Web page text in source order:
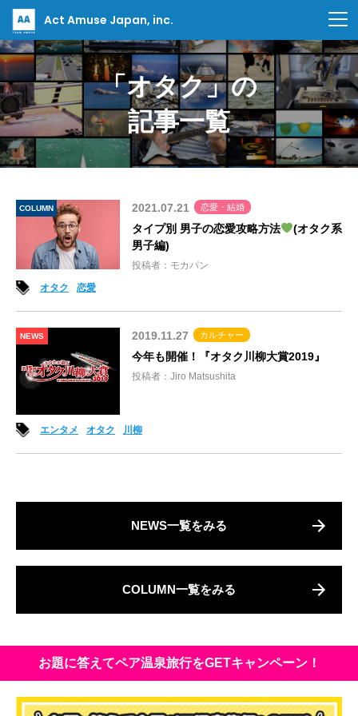
Act Amuse Japan, inc.
「オタク」の
記事一覧
COLUMN 2021.07.21 恋愛・結婚
タイプ別 男子の恋愛攻略方法
(オタク系
男子編)
投稿者：モカパン
オタク
恋愛
NEWS 2019.11.27 カルチャー
今年も開催！『オタク川柳大賞2019』
投稿者：Jiro Matsushita
エンタメ オタク 川柳
NEWS一覧をみる
COLUMN一覧をみる
お題に答えてペア温泉旅行をGETキャンペーン！